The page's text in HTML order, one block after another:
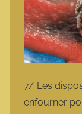
7/ Les
enfourner